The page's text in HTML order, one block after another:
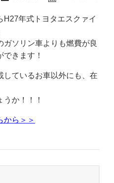
年式トヨタエスクァイ
ソリン車よりも燃費が良
きます！
しているお車以外にも、在
か！！！
から＞＞